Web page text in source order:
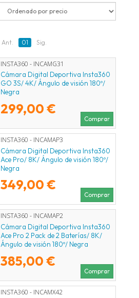
Ant. 01 Sig.
INSTA360 - INCAMG31
Cámara Digital Deportiva Insta360
GO 3S/ 4K/ Ángulo de visión 180º/
Negra
299,00 €
Comprar
INSTA360 - INCAMAP3
Cámara Digital Deportiva Insta360
Ace Pro/ 8K/ Ángulo de visión 180º/
Negra
349,00 €
Comprar
INSTA360 - INCAMAP2
Cámara Digital Deportiva Insta360
Ace Pro 2 Pack de 2 Baterías/ 8K/
Ángulo de visión 180º/ Negra
385,00 €
Comprar
INSTA360 - INCAMX42